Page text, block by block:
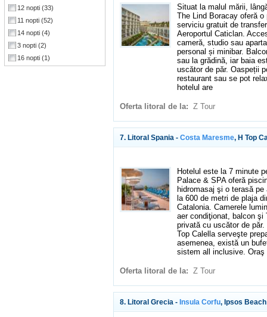
12 nopti (33)
11 nopti (52)
14 nopti (4)
3 nopti (2)
16 nopti (1)
Situat la malul mării,
The Lind Boracay oferă
serviciu gratuit de
Aeroportul Caticlan.
cameră, studio sau
personal și minibar.
sau la grădină, iar baia
uscător de păr. Oaspeții
restaurant sau se pot
hotelul are
Oferta litoral de la: Z Tour
7. Litoral Spania - Costa Maresme, H Top
Hotelul este la 7 minute
Palace & SPA oferă
hidromasaj şi o terasă
la 600 de metri de plaja
Catalonia. Camerele
aer condiţionat, balcon şi
privată cu uscător de
Top Calella serveşte
asemenea, există un
sistem all inclusive. Oraş
Oferta litoral de la: Z Tour
8. Litoral Grecia - Insula Corfu, Ipsos